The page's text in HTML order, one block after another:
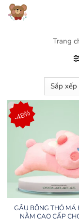
Chuyển
đến
Trang
-48%
GẤU BÔNG THỎ MÁ
NẰM CAO CẤP